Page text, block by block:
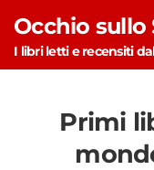
Skip to main
Occhio sullo
I libri letti e recensiti
Primi